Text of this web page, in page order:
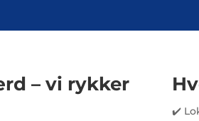
– vi rykker
✔️